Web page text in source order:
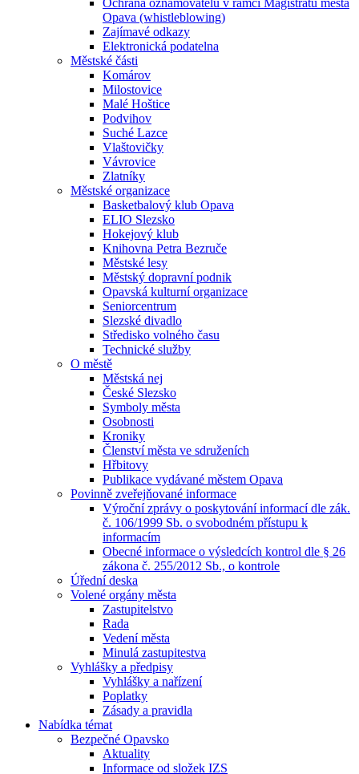
Ochrana oznamovatelů v rámci Magistrátu města
Opava (whistleblowing)
Zajímavé odkazy
Elektronická podatelna
Městské části
Komárov
Milostovice
Malé Hoštice
Podvihov
Suché Lazce
Vlaštovičky
Vávrovice
Zlatníky
Městské organizace
Basketbalový klub Opava
ELIO Slezsko
Hokejový klub
Knihovna Petra Bezruče
Městské lesy
Městský dopravní podnik
Opavská kulturní organizace
Seniorcentrum
Slezské divadlo
Středisko volného času
Technické služby
O městě
Městská nej
České Slezsko
Symboly města
Osobnosti
Kroniky
Členství města ve sdruženích
Hřbitovy
Publikace vydávané městem Opava
Povinně zveřejňované informace
Výroční zprávy o poskytování informací dle zák.
č. 106/1999 Sb. o svobodném přístupu k
informacím
Obecné informace o výsledcích kontrol dle § 26
zákona č. 255/2012 Sb., o kontrole
Úřední deska
Volené orgány města
Zastupitelstvo
Rada
Vedení města
Minulá zastupitestva
Vyhlášky a předpisy
Vyhlášky a nařízení
Poplatky
Zásady a pravidla
Nabídka témat
Bezpečné Opavsko
Aktuality
Informace od složek IZS